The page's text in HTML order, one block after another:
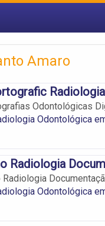
Amaro
Odontológicas
Odontológica
Radiologia
Radiologia
Odontológica